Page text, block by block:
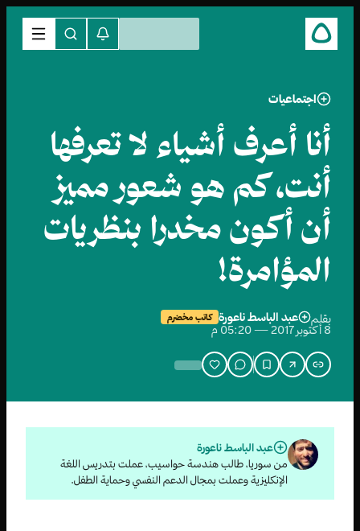
اجتماعيات
أنا أعرف أشياء لا تعرفها
أنت، كم هو شعور مميز
أن أكون مخدرا بنظريات
المؤامرة!
بقلم عبد الباسط ناعورة كاتب مخضرم
8 أكتوبر 2017 — 05:20 م
عبد الباسط ناعورة
من سوريا، طالب هندسة حواسيب، عملت بتدريس اللغة
الإنكليزية وعملت بمجال الدعم النفسي وحماية الطفل.